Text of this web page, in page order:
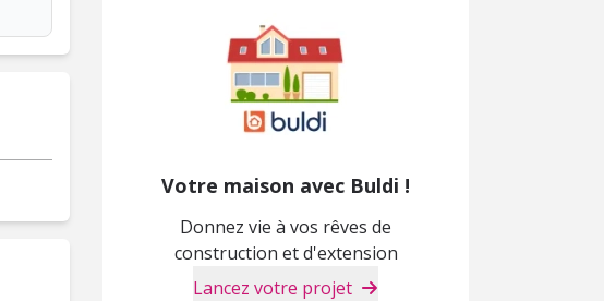
Votre maison avec Buldi !
Donnez vie à vos rêves de
construction et d'extension
Lancez votre projet